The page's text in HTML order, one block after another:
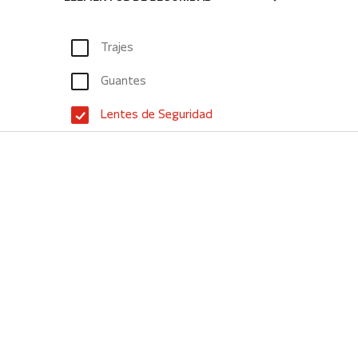
Trajes
Guantes
Lentes de Seguridad